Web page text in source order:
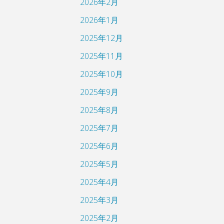
2026年1月
2025年12月
2025年11月
2025年10月
2025年9月
2025年8月
2025年7月
2025年6月
2025年5月
2025年4月
2025年3月
2025年2月